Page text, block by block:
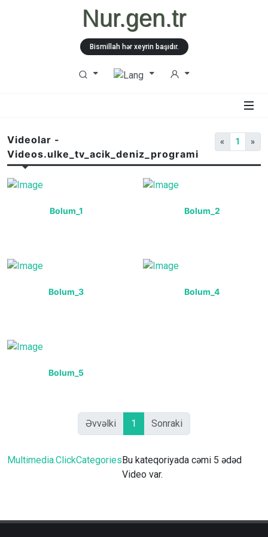
Nur.gen.tr
Bismillah hər xeyrin başıdır.
Videolar -
Videos.ulke_tv_acik_deniz_programi
« 1 »
Bolum_1 Bolum_2
Bolum_3 Bolum_4
Bolum_5
Əvvəlki 1 Sonraki
Multimedia.ClickCategoriesBu kateqoriyada cəmi 5 ədəd
Video var.